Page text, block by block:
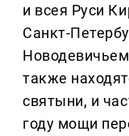
и всея Руси
Санкт-
также
святыни, и
году мощи